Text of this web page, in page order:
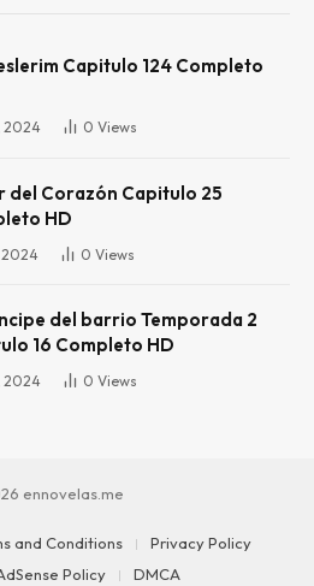
Capitulo 124 Completo
2024 0 Views
del Corazón Capitulo 25
HD
2024 0 Views
del barrio Temporada 2
16 Completo HD
2024 0 Views
ennovelas.me
and Conditions
Privacy Policy
Policy
DMCA